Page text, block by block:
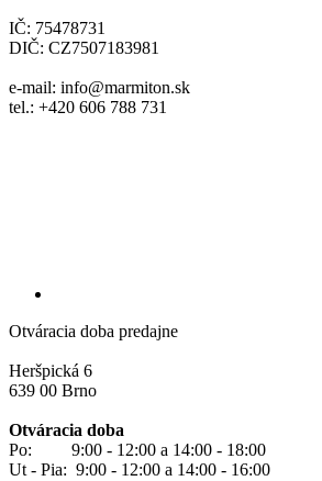
IČ: 75478731
DIČ: CZ7507183981
e-mail: info@marmiton.sk
tel.: +420 606 788 731
Otváracia doba predajne
Heršpická 6
639 00 Brno
Otváracia doba
Po: 9:00 - 12:00 a 14:00 - 18:00
Ut - Pia: 9:00 - 12:00 a 14:00 - 16:00